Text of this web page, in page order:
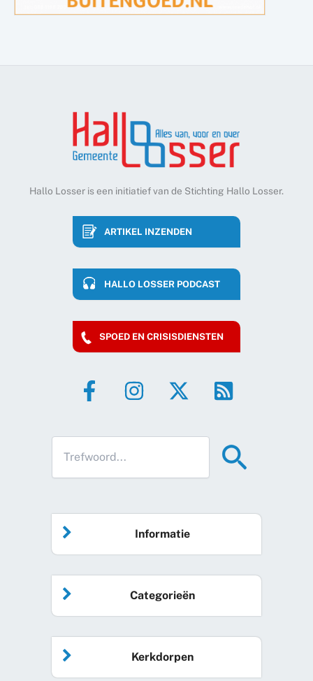
Hallo Losser is een initiatief van de Stichting Hallo Losser.
ARTIKEL INZENDEN
HALLO LOSSER PODCAST
SPOED EN CRISISDIENSTEN
Informatie
Home
Agenda
Categorieën
Algemeen nieuws
Kerkdorpen